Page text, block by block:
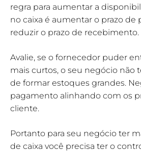
regra para aumentar a
no caixa é aumentar o prazo de
reduzir o prazo de recebimento.
Avalie, se o fornecedor puder
mais curtos, o seu negócio não
de formar estoques grandes.
pagamento alinhando com os
cliente.
Portanto para seu negócio ter
de caixa você precisa ter o